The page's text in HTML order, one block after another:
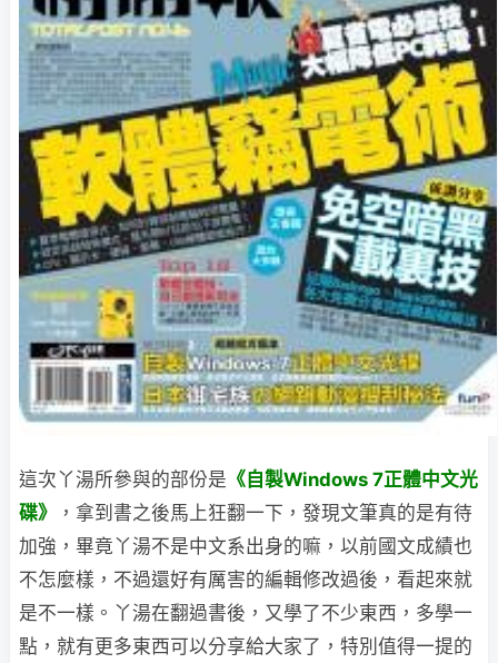
這次丫湯所參與的部份是 《自製Windows 7正體中文光
碟》
，拿到書之後馬上狂翻一下， 發現文筆真的是有待
加強，畢竟丫湯不是中文系出身的嘛，以前國文成績也
不怎麼樣，不過還好有厲害的編輯修改過後，看起來就
是不一樣。丫湯在翻過書後，又學了不少東西，多學一
點，就有更多東西可以分享給大家了，特別值得一提的